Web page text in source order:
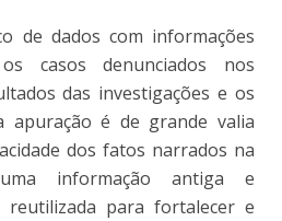
de dados com informações
casos denunciados nos
das investigações e os
apuração é de grande valia
dos fatos narrados na
informação antiga e
para fortalecer e